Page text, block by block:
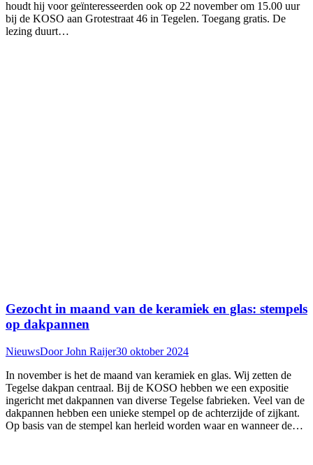
houdt hij voor geïnteresseerden ook op 22 november om 15.00 uur
bij de KOSO aan Grotestraat 46 in Tegelen. Toegang gratis. De
lezing duurt…
Gezocht in maand van de keramiek en glas: stempels
op dakpannen
NieuwsDoorJohn Raijer30 oktober 2024
In november is het de maand van keramiek en glas. Wij zetten de
Tegelse dakpan centraal. Bij de KOSO hebben we een expositie
ingericht met dakpannen van diverse Tegelse fabrieken. Veel van de
dakpannen hebben een unieke stempel op de achterzijde of zijkant.
Op basis van de stempel kan herleid worden waar en wanneer de…